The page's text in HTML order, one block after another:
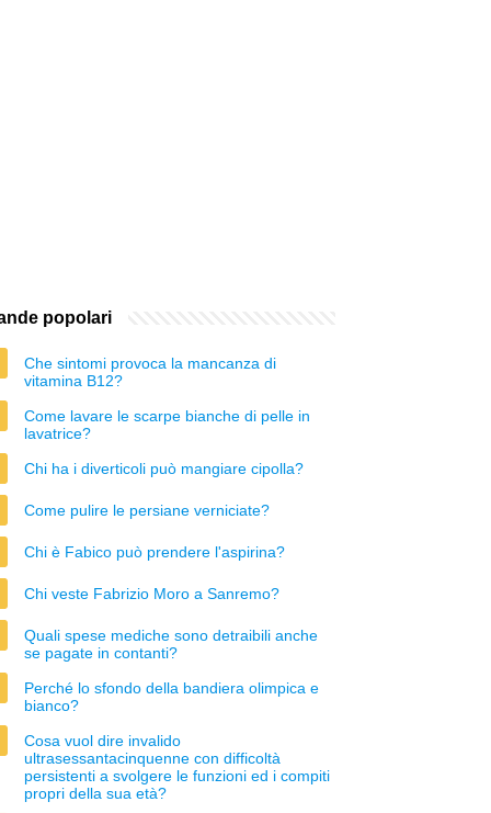
popolari
Che sintomi provoca la mancanza di
vitamina B12?
Come lavare le scarpe bianche di pelle in
lavatrice?
Chi ha i diverticoli può mangiare cipolla?
Come pulire le persiane verniciate?
Chi è Fabico può prendere l'aspirina?
Chi veste Fabrizio Moro a Sanremo?
Quali spese mediche sono detraibili anche
se pagate in contanti?
Perché lo sfondo della bandiera olimpica e
bianco?
Cosa vuol dire invalido
ultrasessantacinquenne con difficoltà
persistenti a svolgere le funzioni ed i compiti
propri della sua età?